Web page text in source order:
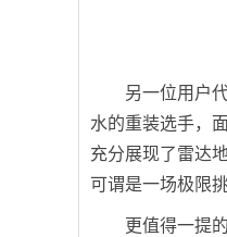
另一位用户
水的重装选手，
充分展现了雷达
可谓是一场极限
更值得一提